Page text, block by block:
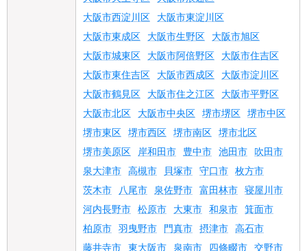
大阪市西淀川区 大阪市東淀川区
大阪市東成区 大阪市生野区 大阪市旭区
大阪市城東区 大阪市阿倍野区 大阪市住吉区
大阪市東住吉区 大阪市西成区 大阪市淀川区
大阪市鶴見区 大阪市住之江区 大阪市平野区
大阪市北区 大阪市中央区 堺市堺区 堺市中区
堺市東区 堺市西区 堺市南区 堺市北区
堺市美原区 岸和田市 豊中市 池田市 吹田市
泉大津市 高槻市 貝塚市 守口市 枚方市
茨木市 八尾市 泉佐野市 富田林市 寝屋川市
河内長野市 松原市 大東市 和泉市 箕面市
柏原市 羽曳野市 門真市 摂津市 高石市
藤井寺市 東大阪市 泉南市 四條畷市 交野市